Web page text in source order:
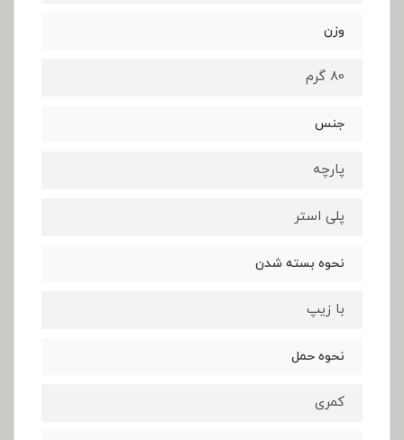
وزن
80 گرم
جنس
پارچه
پلی استر
نحوه بسته شدن
با زیپ
نحوه حمل
کمری